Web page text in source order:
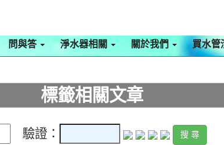
問與答 淨水器相關 關於我們 買水管
標籤相關文章
驗證：